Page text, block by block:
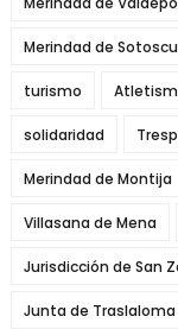
Merindad de
turismo
solidaridad
Merindad de Montija
Villasana de Mena
Jurisdicción de San
Junta de Traslaloma